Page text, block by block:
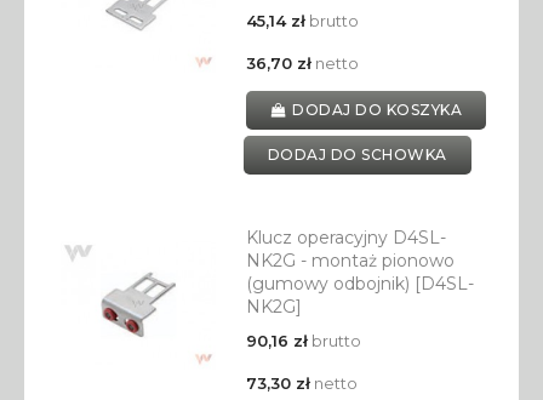
45,14 złbrutto
36,70 złnetto
DODAJ DO KOSZYKA
DODAJ DO SCHOWKA
Klucz operacyjny D4SL-
NK2G - montaż pionowo
(gumowy odbojnik) [D4SL-
NK2G]
90,16 złbrutto
73,30 złnetto